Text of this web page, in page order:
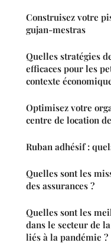
Construisez votre
gujan-mestras
Quelles stratégies
efficaces pour les
contexte
Optimisez votre
centre de location
Ruban adhésif :
Quelles sont les
des assurances ?
Quelles sont les
dans le secteur de
liés à la pandémie ?